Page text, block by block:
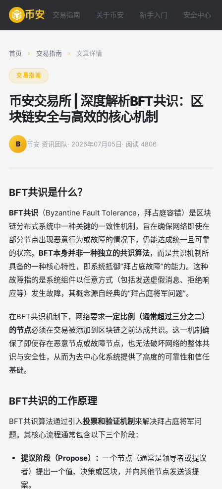
币安 交易指南 关于币安 新手入门 安全中心
首页 › 交易指南 › 文章详情
交易指南
币安交易所 | 深度解析BFT共识：区
块链安全与高效的核心机制
B 币安 资讯团队· 2026年07月05日· 阅读 4806
BFT共识是什么？
BFT共识 （Byzantine Fault Tolerance，拜占庭容错）是区块
链分布式系统中一种关键的一致性机制，旨在确保网络即使在
部分节点出现恶意行为或故障的情况下，仍能达成统一且可靠
的状态。 BFT本身并非一种独立的共识算法，而是共识机制所
具备的一种核心特性，即系统抵御“拜占庭故障”的能力。这种
故障指的是系统组件以任意方式（包括发送虚假消息、拒绝响
应等）发生故障，其概念源自经典的“拜占庭将军问题”。
在BFT共识机制下，网络要求一定比例（通常超过三分之二）
的节点必须在交易被添加到区块链之前达成共识。这一机制确
保了即使存在恶意节点或故障节点，也无法破坏网络的整体共
识与安全性，从而为去中心化系统提供了高度的可靠性和信任
基础。
BFT共识的工作原理
BFT共识算法通过引入投票和验证机制来解决拜占庭将军问
题。其核心流程通常包含以下三个阶段：
提议阶段（Propose）： 一个节点（通常是领导者或提议
者）提出一个值、决策或区块，并向其他节点发送该提
案。